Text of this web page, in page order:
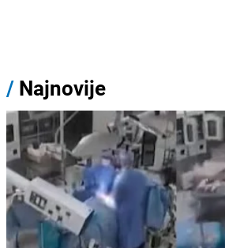
/ Najnovije